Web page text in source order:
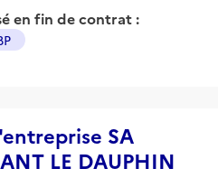
en fin de contrat :
SA
LE DAUPHIN